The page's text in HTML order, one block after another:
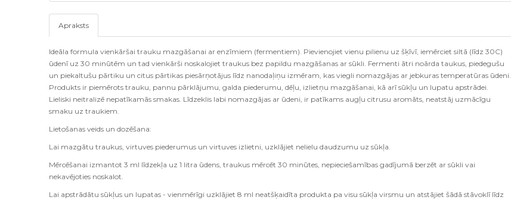
Apraksts
Ideāla formula vienkāršai trauku mazgāšanai ar enzīmiem (fermentiem). Pievienojiet vienu pilienu uz šķīvī, iemērciet siltā (līdz 30C)
ūdenī uz 30 minūtēm un tad vienkārši noskalojiet traukus bez papildu mazgāšanas ar sūkli. Fermenti ātri noārda taukus, piedegušu
un piekaltušu pārtiku un citus pārtikas piesārņotājus līdz nanodaļiņu izmēram, kas viegli nomazgājas ar jebkuras temperatūras ūdeni.
Produkts ir piemērots trauku, pannu pārklājumu, galda piederumu, dēļu, izlietņu mazgāšanai, kā arī sūkļu un lupatu apstrādei.
Lieliski neitralizē nepatīkamās smakas. Līdzeklis labi nomazgājas ar ūdeni, ir patīkams augļu citrusu aromāts, neatstāj uzmācīgu
smaku uz traukiem.
Lietošanas veids un dozēšana:
Lai mazgātu traukus, virtuves piederumus un virtuves izlietni, uzklājiet nelielu daudzumu uz sūkļa.
Mērcēšanai izmantot 3 ml līdzekļa uz 1 litra ūdens, traukus mērcēt 30 minūtes, nepieciešamības gadījumā berzēt ar sūkli vai
nekavējoties noskalot.
Lai apstrādātu sūkļus un lupatas - vienmērīgi uzklājiet 8 ml neatšķaidīta produkta pa visu sūkļa virsmu un atstājiet šādā stāvoklī līdz